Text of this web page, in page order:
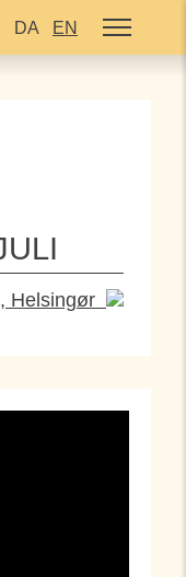
DA EN
Helsingør